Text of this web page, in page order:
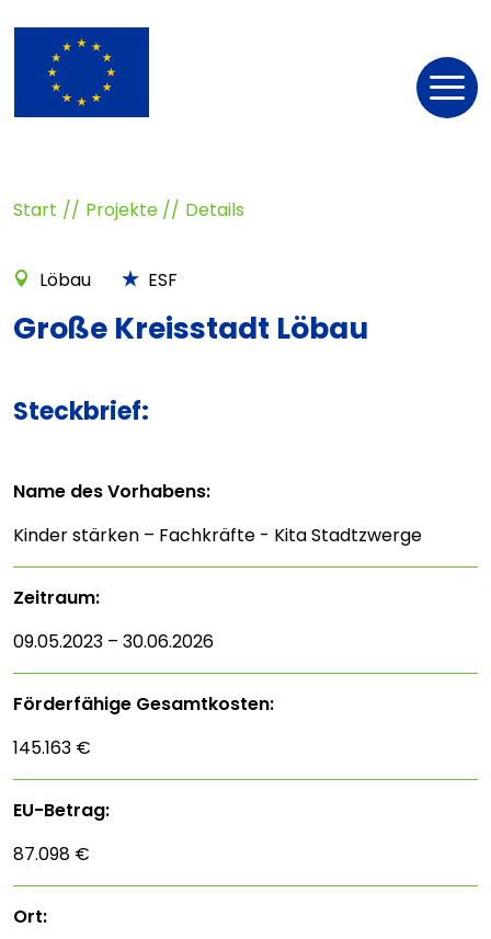
Start Projekte Details
Löbau ESF
Große Kreisstadt Löbau
Steckbrief:
Name des Vorhabens:
Kinder stärken – Fachkräfte - Kita Stadtzwerge
Zeitraum:
09.05.2023 – 30.06.2026
Förderfähige Gesamtkosten:
145.163 €
EU-Betrag:
87.098 €
Ort: